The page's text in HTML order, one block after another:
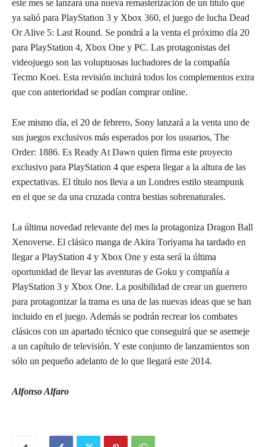
este mes se lanzará una nueva remasterización de un título que
ya salió para PlayStation 3 y Xbox 360, el juego de lucha Dead
Or Alive 5: Last Round. Se pondrá a la venta el próximo día 20
para PlayStation 4, Xbox One y PC. Las protagonistas del
videojuego son las voluptuosas luchadores de la compañía
Tecmo Koei. Esta revisión incluirá todos los complementos extra
que con anterioridad se podían comprar online.
Ese mismo día, el 20 de febrero, Sony lanzará a la venta uno de
sus juegos exclusivos más esperados por los usuarios, The
Order: 1886. Es Ready At Dawn quien firma este proyecto
exclusivo para PlayStation 4 que espera llegar a la altura de las
expectativas. El título nos lleva a un Londres estilo steampunk
en el que se da una cruzada contra bestias sobrenaturales.
La última novedad relevante del mes la protagoniza Dragon Ball
Xenoverse. El clásico manga de Akira Toriyama ha tardado en
llegar a PlayStation 4 y Xbox One y esta será la última
oportunidad de llevar las aventuras de Goku y compañía a
PlayStation 3 y Xbox One. La posibilidad de crear un guerrero
para protagonizar la trama es una de las nuevas ideas que se han
incluido en el juego. Además se podrán recrear los combates
clásicos con un apartado técnico que conseguirá que se asemeje
a un capítulo de televisión. Y este conjunto de lanzamientos son
sólo un pequeño adelanto de lo que llegará este 2014.
Alfonso Alfaro